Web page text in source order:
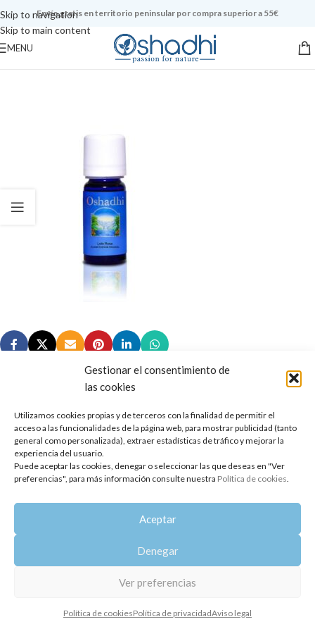
Gestionar el consentimiento de
las cookies
Utilizamos cookies propias y de terceros con la finalidad de permitir el
acceso a las funcionalidades de la página web, para mostrar publicidad (tanto
general como personalizada), extraer estadísticas de tráfico y mejorar la
experiencia del usuario.
Puede aceptar las cookies, denegar o seleccionar las que deseas en "Ver
preferencias", para más información consulte nuestra Política de cookies.
Aceptar
Denegar
Ver preferencias
Política de cookiesPolítica de privacidadAviso legal
Skip to navigation
Skip to main content
Envío gratis en territorio peninsular por compra superior a 55€
MENU
Copyright 2014-2025 Oshadhi España
Todos los derechos reservados.
Política de privacidad | Aviso legal | Política de cookies